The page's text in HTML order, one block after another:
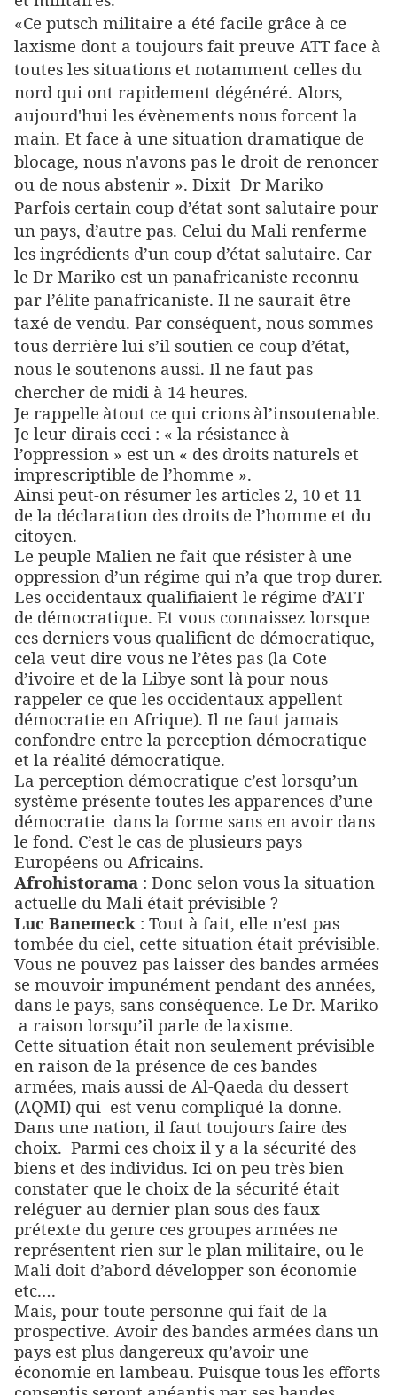
«Ce putsch militaire a été facile grâce à ce
laxisme dont a toujours fait preuve ATT face à
toutes les situations et notamment celles du
nord qui ont rapidement dégénéré. Alors,
aujourd'hui les évènements nous forcent la
main. Et face à une situation dramatique de
blocage, nous n'avons pas le droit de renoncer
ou de nous abstenir ». Dixit Dr Mariko
Parfois certain coup d’état sont salutaire pour
un pays, d’autre pas. Celui du Mali renferme
les ingrédients d’un coup d’état salutaire. Car
le Dr Mariko est un panafricaniste reconnu
par l’élite panafricaniste. Il ne saurait être
taxé de vendu. Par conséquent, nous sommes
tous derrière lui s’il soutien ce coup d’état,
nous le soutenons aussi. Il ne faut pas
chercher de midi à 14 heures.
Je rappelle àtout ce qui crions àl’insoutenable.
Je leur dirais ceci : « la résistance à
l’oppression » est un « des droits naturels et
imprescriptible de l’homme ».
Ainsi peut-on résumer les articles 2, 10 et 11
de la déclaration des droits de l’homme et du
citoyen.
Le peuple Malien ne fait que résister à une
oppression d’un régime qui n’a que trop durer.
Les occidentaux qualifiaient le régime d’ATT
de démocratique. Et vous connaissez lorsque
ces derniers vous qualifient de démocratique,
cela veut dire vous ne l’êtes pas (la Cote
d’ivoire et de la Libye sont là pour nous
rappeler ce que les occidentaux appellent
démocratie en Afrique). Il ne faut jamais
confondre entre la perception démocratique
et la réalité démocratique.
La perception démocratique c’est lorsqu’un
système présente toutes les apparences d’une
démocratie dans la forme sans en avoir dans
le fond. C’est le cas de plusieurs pays
Européens ou Africains.
Afrohistorama : Donc selon vous la situation
actuelle du Mali était prévisible ?
Luc Banemeck : Tout à fait, elle n’est pas
tombée du ciel, cette situation était prévisible.
Vous ne pouvez pas laisser des bandes armées
se mouvoir impunément pendant des années,
dans le pays, sans conséquence. Le Dr. Mariko
a raison lorsqu’il parle de laxisme.
Cette situation était non seulement prévisible
en raison de la présence de ces bandes
armées, mais aussi de Al-Qaeda du dessert
(AQMI) qui est venu compliqué la donne.
Dans une nation, il faut toujours faire des
choix. Parmi ces choix il y a la sécurité des
biens et des individus. Ici on peu très bien
constater que le choix de la sécurité était
reléguer au dernier plan sous des faux
prétexte du genre ces groupes armées ne
représentent rien sur le plan militaire, ou le
Mali doit d’abord développer son économie
etc.…
Mais, pour toute personne qui fait de la
prospective. Avoir des bandes armées dans un
pays est plus dangereux qu’avoir une
économie en lambeau. Puisque tous les efforts